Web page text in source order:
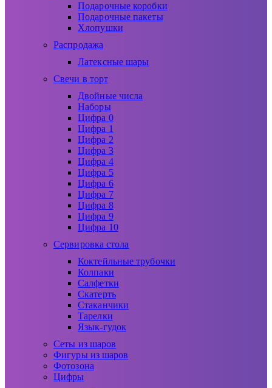
Подарочные коробки
Подарочные пакеты
Хлопушки
Распродажа
Латексные шары
Свечи в торт
Двойные числа
Наборы
Цифра 0
Цифра 1
Цифра 2
Цифра 3
Цифра 4
Цифра 5
Цифра 6
Цифра 7
Цифра 8
Цифра 9
Цифра 10
Сервировка стола
Коктейльные трубочки
Колпаки
Салфетки
Скатерть
Стаканчики
Тарелки
Язык-гудок
Сеты из шаров
Фигуры из шаров
Фотозона
Цифры